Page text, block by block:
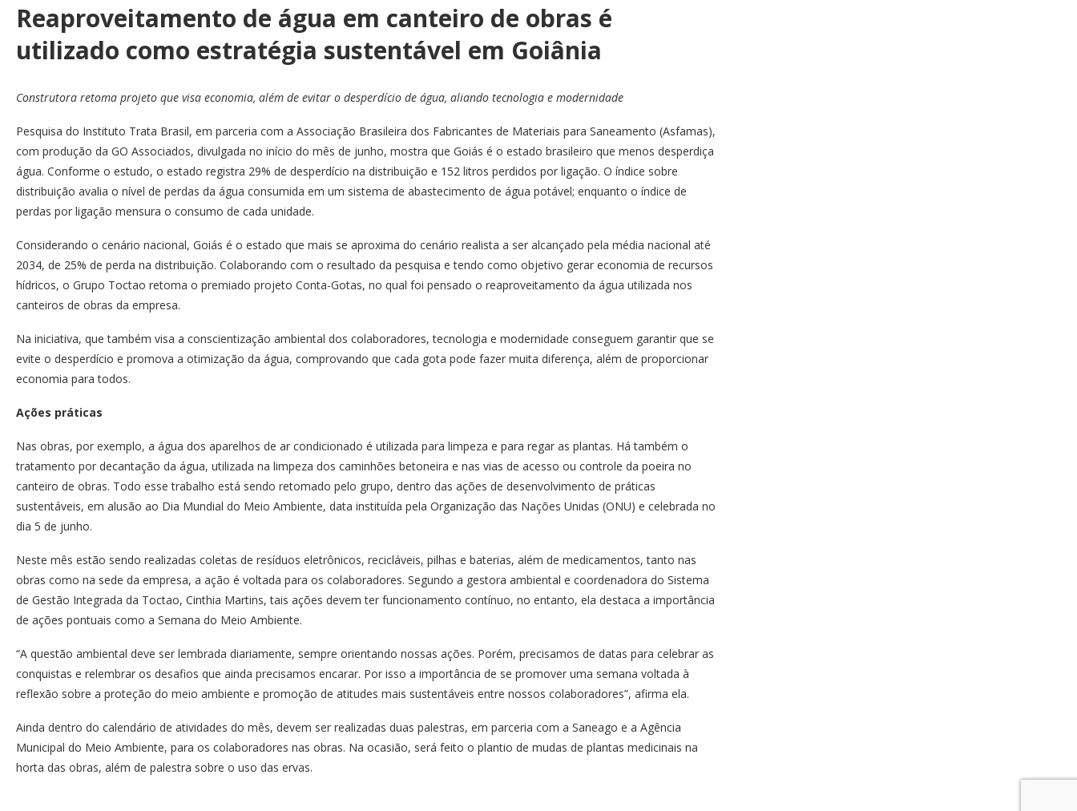
Reaproveitamento de água em canteiro de obras é
utilizado como estratégia sustentável em Goiânia
Construtora retoma projeto que visa economia, além de evitar o desperdício de água, aliando tecnologia e modernidade
Pesquisa do Instituto Trata Brasil, em parceria com a Associação Brasileira dos Fabricantes de Materiais para Saneamento (Asfamas),
com produção da GO Associados, divulgada no início do mês de junho, mostra que Goiás é o estado brasileiro que menos desperdiça
água. Conforme o estudo, o estado registra 29% de desperdício na distribuição e 152 litros perdidos por ligação. O índice sobre
distribuição avalia o nível de perdas da água consumida em um sistema de abastecimento de água potável; enquanto o índice de
perdas por ligação mensura o consumo de cada unidade.
Considerando o cenário nacional, Goiás é o estado que mais se aproxima do cenário realista a ser alcançado pela média nacional até
2034, de 25% de perda na distribuição. Colaborando com o resultado da pesquisa e tendo como objetivo gerar economia de recursos
hídricos, o Grupo Toctao retoma o premiado projeto Conta-Gotas, no qual foi pensado o reaproveitamento da água utilizada nos
canteiros de obras da empresa.
Na iniciativa, que também visa a conscientização ambiental dos colaboradores, tecnologia e modernidade conseguem garantir que se
evite o desperdício e promova a otimização da água, comprovando que cada gota pode fazer muita diferença, além de proporcionar
economia para todos.
Ações práticas
Nas obras, por exemplo, a água dos aparelhos de ar condicionado é utilizada para limpeza e para regar as plantas. Há também o
tratamento por decantação da água, utilizada na limpeza dos caminhões betoneira e nas vias de acesso ou controle da poeira no
canteiro de obras. Todo esse trabalho está sendo retomado pelo grupo, dentro das ações de desenvolvimento de práticas
sustentáveis, em alusão ao Dia Mundial do Meio Ambiente, data instituída pela Organização das Nações Unidas (ONU) e celebrada no
dia 5 de junho.
Neste mês estão sendo realizadas coletas de resíduos eletrônicos, recicláveis, pilhas e baterias, além de medicamentos, tanto nas
obras como na sede da empresa, a ação é voltada para os colaboradores. Segundo a gestora ambiental e coordenadora do Sistema
de Gestão Integrada da Toctao, Cinthia Martins, tais ações devem ter funcionamento contínuo, no entanto, ela destaca a importância
de ações pontuais como a Semana do Meio Ambiente.
“A questão ambiental deve ser lembrada diariamente, sempre orientando nossas ações. Porém, precisamos de datas para celebrar as
conquistas e relembrar os desafios que ainda precisamos encarar. Por isso a importância de se promover uma semana voltada à
reflexão sobre a proteção do meio ambiente e promoção de atitudes mais sustentáveis entre nossos colaboradores”, afirma ela.
Ainda dentro do calendário de atividades do mês, devem ser realizadas duas palestras, em parceria com a Saneago e a Agência
Municipal do Meio Ambiente, para os colaboradores nas obras. Na ocasião, será feito o plantio de mudas de plantas medicinais na
horta das obras, além de palestra sobre o uso das ervas.